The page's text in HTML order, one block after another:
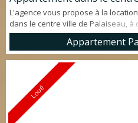
L'agence vous propose à la
dans le centre ville de Palaiseau, à
commodités. Au premier étage, cet
d'une entrée sur séjour avec coin
et d'une chambre avec dressing. A
uniquement au 0764367249
Appartement
Loué